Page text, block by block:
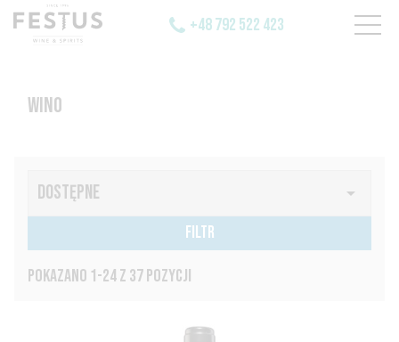
+48 792 522 423
WINO
DOSTĘPNE 
FILTR
POKAZANO 1-24 Z 37 POZYCJI